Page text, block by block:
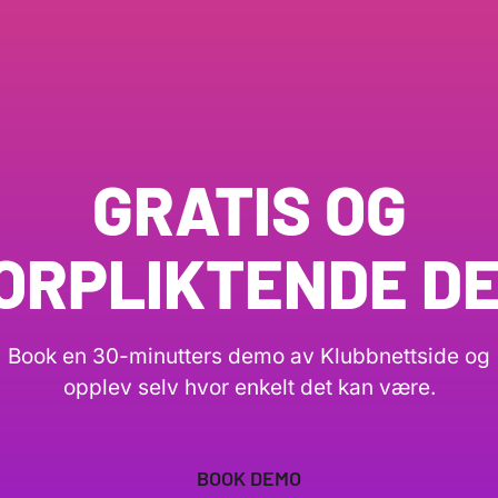
GRATIS OG
Book en 30-minutters demo av Klubbnettside og
opplev selv hvor enkelt det kan være.
BOOK DEMO